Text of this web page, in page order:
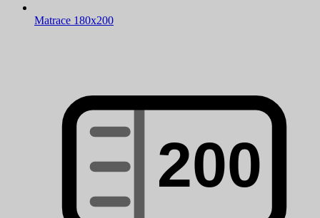
Matrace 180x200